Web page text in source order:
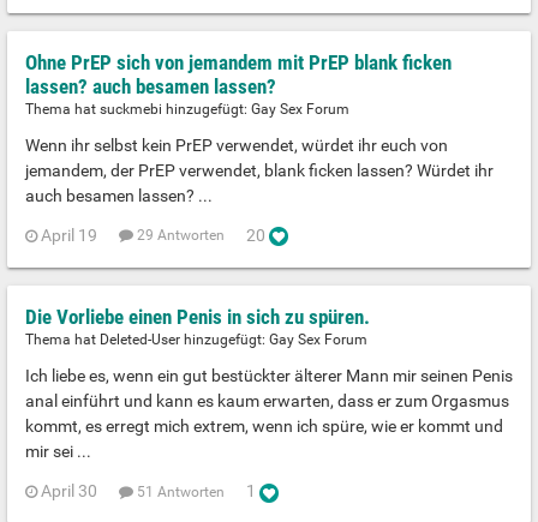
Ohne PrEP sich von jemandem mit PrEP blank ficken
lassen? auch besamen lassen?
Thema hat suckmebi hinzugefügt: Gay Sex Forum
Wenn ihr selbst kein PrEP verwendet, würdet ihr euch von
jemandem, der PrEP verwendet, blank ficken lassen? Würdet ihr
auch besamen lassen? ...
April 19 29 Antworten 20
Die Vorliebe einen Penis in sich zu spüren.
Thema hat Deleted-User hinzugefügt: Gay Sex Forum
Ich liebe es, wenn ein gut bestückter älterer Mann mir seinen Penis
anal einführt und kann es kaum erwarten, dass er zum Orgasmus
kommt, es erregt mich extrem, wenn ich spüre, wie er kommt und
mir sei ...
April 30 51 Antworten 1